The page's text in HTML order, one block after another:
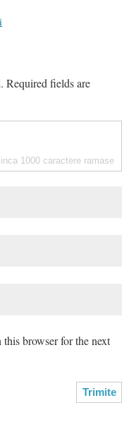
Required fields are
inca 1000 caractere ramase
browser for the next